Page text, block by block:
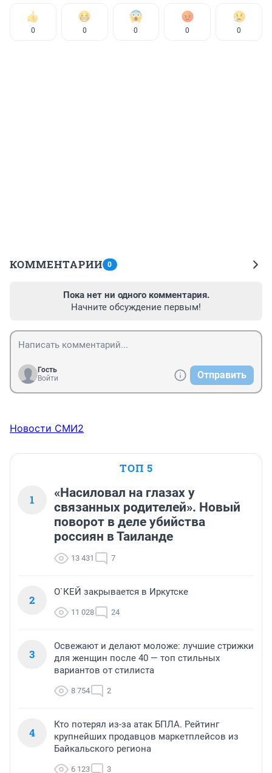
0 0 0 0 0
КОММЕНТАРИИ 0
Пока нет ни одного комментария.
Начните обсуждение первым!
Гость
Войти
Отправить
Новости СМИ2
ТОП 5
1
«Насиловал на глазах у
связанных родителей». Новый
поворот в деле убийства
россиян в Таиланде
13 431 7
2
О`КЕЙ закрывается в Иркутске
11 028 24
3
Освежают и делают моложе: лучшие стрижки
для женщин после 40 — топ стильных
вариантов от стилиста
8 754 2
4
Кто потерял из-за атак БПЛА. Рейтинг
крупнейших продавцов маркетплейсов из
Байкальского региона
6 123 3